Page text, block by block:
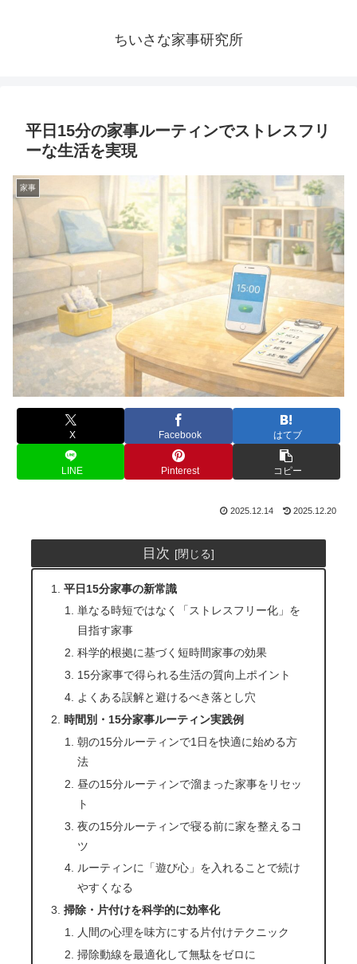
ちいさな家事研究所
平日15分の家事ルーティンでストレスフリ
ーな生活を実現
家事
X Facebook はてブ
LINE Pinterest コピー
2025.12.14 2025.12.20
目次
平日15分家事の新常識
単なる時短ではなく「ストレスフリー化」を
目指す家事
科学的根拠に基づく短時間家事の効果
15分家事で得られる生活の質向上ポイント
よくある誤解と避けるべき落とし穴
時間別・15分家事ルーティン実践例
朝の15分ルーティンで1日を快適に始める方
法
昼の15分ルーティンで溜まった家事をリセッ
ト
夜の15分ルーティンで寝る前に家を整えるコ
ツ
ルーティンに「遊び心」を入れることで続け
やすくなる
掃除・片付けを科学的に効率化
人間の心理を味方にする片付けテクニック
掃除動線を最適化して無駄をゼロに